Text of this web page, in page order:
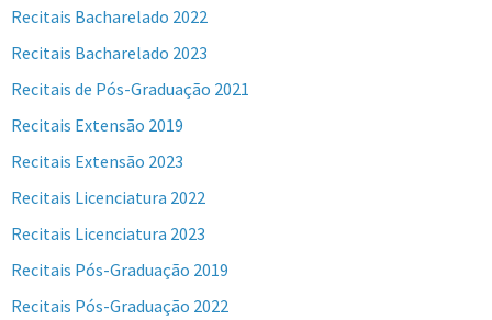
Recitais Bacharelado 2022
Recitais Bacharelado 2023
Recitais de Pós-Graduação 2021
Recitais Extensão 2019
Recitais Extensão 2023
Recitais Licenciatura 2022
Recitais Licenciatura 2023
Recitais Pós-Graduação 2019
Recitais Pós-Graduação 2022